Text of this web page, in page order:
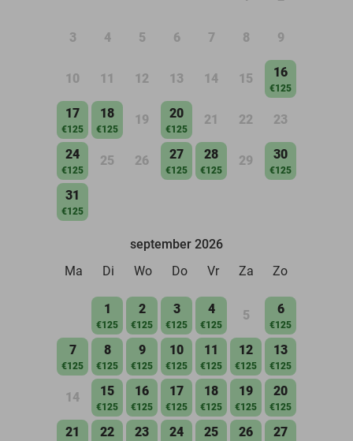
3 4 5 6 7 8 9
10 11 12 13 14 15 16
€125
17
€125
18
€125
19 20
€125
21 22 23
24
€125
25 26 27
€125
28
€125
29 30
€125
31
€125
september 2026
Ma
Di Wo Do Vr Za Zo
1
€125
2
€125
3
€125
4
€125
5 6
€125
7
€125
8
€125
9
€125
10
€125
11
€125
12
€125
13
€125
14 15
€125
16
€125
17
€125
18
€125
19
€125
20
€125
21 22 23 24 25 26 27